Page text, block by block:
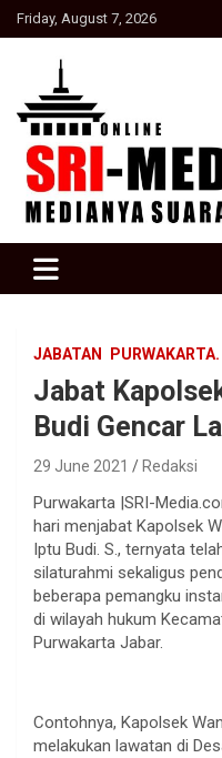
Skip
to
Friday, August 7, 2026
SRI Media
JABATAN PURWAKARTA.
Jabat
Budi Gencar
29 June 2021 Redaksi
Purwakarta |SRI-
hari menjabat Kapolsek
Iptu Budi. S., ternyata
silaturahmi sekaligus
beberapa pemangku
di wilayah hukum
Purwakarta Jabar.
Contohnya, Kapolsek
melakukan lawatan di